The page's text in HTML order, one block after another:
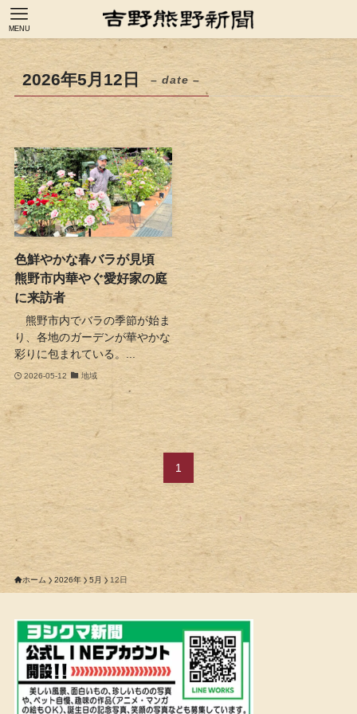
MENU
2026年5月12日 – date –
色鮮やかな春バラが見頃
熊野市内華やぐ愛好家の庭
に来訪者
熊野市内でバラの季節が始ま
り、各地のガーデンが華やかな
彩りに包まれている。...
2026-05-12 地域
1
ホーム 2026年 5月 12日